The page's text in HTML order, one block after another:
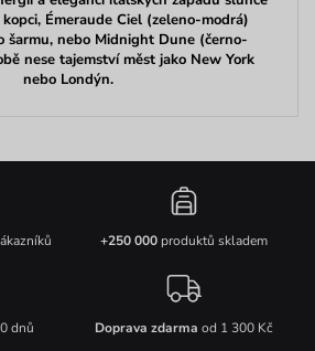
Émeraude Ciel (zeleno-modrá)
šarmu, nebo Midnight Dune (černo-
nese tajemství měst jako New York
nebo Londýn.
+250 000produktů skladem
dnů Doprava zdarma od 1 300 Kč